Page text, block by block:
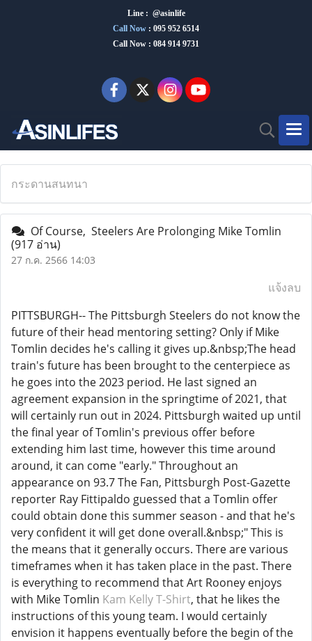
Line : @asinlife
Call Now : 095 952 6514
Call Now : 084 914 9731
กระดานสนทนา
Of Course, Steelers Are Prolonging Mike Tomlin
(917 อ่าน)
27 ก.ค. 2566 14:03
แจ้งลบ
PITTSBURGH-- The Pittsburgh Steelers do not know the
future of their head mentoring setting? Only if Mike
Tomlin decides he's calling it gives up.&nbsp;The head
train's future has been brought to the centerpiece as
he goes into the 2023 period. He last signed an
agreement expansion in the springtime of 2021, that
will certainly run out in 2024. Pittsburgh waited up until
the final year of Tomlin's previous offer before
extending him last time, however this time around
around, it can come "early." Throughout an
appearance on 93.7 The Fan, Pittsburgh Post-Gazette
reporter Ray Fittipaldo guessed that a Tomlin offer
could obtain done this summer season - and that he's
very confident it will get done overall.&nbsp;" This is
the means that it generally occurs. There are various
timeframes when it has taken place in the past. There
is everything to recommend that Art Rooney enjoys
with Mike Tomlin Kam Kelly T-Shirt, that he likes the
instructions of this young team. I would certainly
envision it happens eventually before the begin of the